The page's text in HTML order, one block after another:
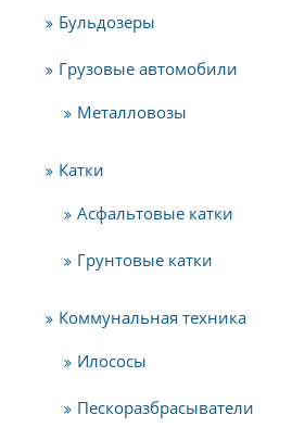
Бульдозеры
Грузовые автомобили
Металловозы
Катки
Асфальтовые катки
Грунтовые катки
Коммунальная техника
Илососы
Пескоразбрасыватели